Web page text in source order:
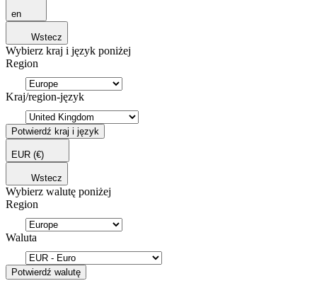
en
Wstecz
Wybierz kraj i język poniżej
Region
Kraj/region-język
Potwierdź kraj i język
EUR (€)
Wstecz
Wybierz walutę poniżej
Region
Waluta
Potwierdź walutę